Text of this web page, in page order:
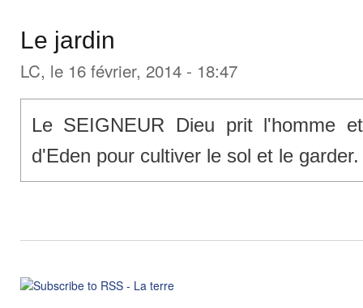
Le jardin
LC, le 16 février, 2014 - 18:47
Le SEIGNEUR Dieu prit l'homme
d'Eden pour cultiver le sol et le garder.